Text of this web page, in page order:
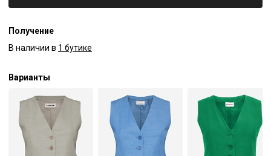
Получение
В наличии в 1 бутике
Варианты